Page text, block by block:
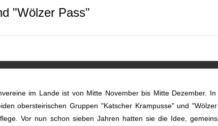
"Wölzer Pass"
im Lande ist von Mitte November bis Mitte Dezember. In
obersteirischen Gruppen "Katscher Krampusse" und
Vor nun schon sieben Jahren hatten sie die Idee,